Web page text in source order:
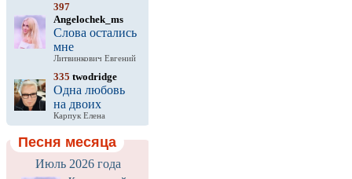
397
Angelochek_ms
Слова остались
мне
Литвинкович Евгений
335 twodridge
Одна любовь
на двоих
Карпук Елена
Песня месяца
Июль 2026 года